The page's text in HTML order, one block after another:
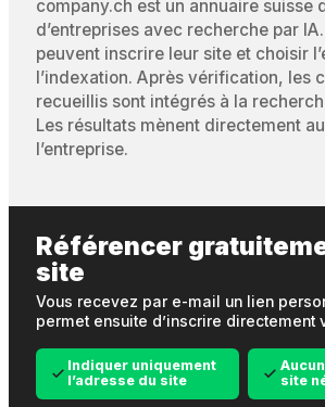
company.ch est un annuaire suisse
d’entreprises avec recherche par
peuvent inscrire leur site et choisir
l’indexation. Après vérification, les
recueillis sont intégrés à la
Les résultats mènent directement
l’entreprise.
Référencer
site
Vous recevez par e-mail un lien
permet ensuite d’inscrire directement
Indiquer uniquement
l’adresse du site
site